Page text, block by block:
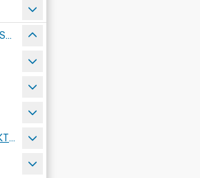
SYSTEM INFORMACJI O ŚRODOWISKU
OCHRONA PRZEZ POLAMI ELEKTROMAGNETYCZNYMI